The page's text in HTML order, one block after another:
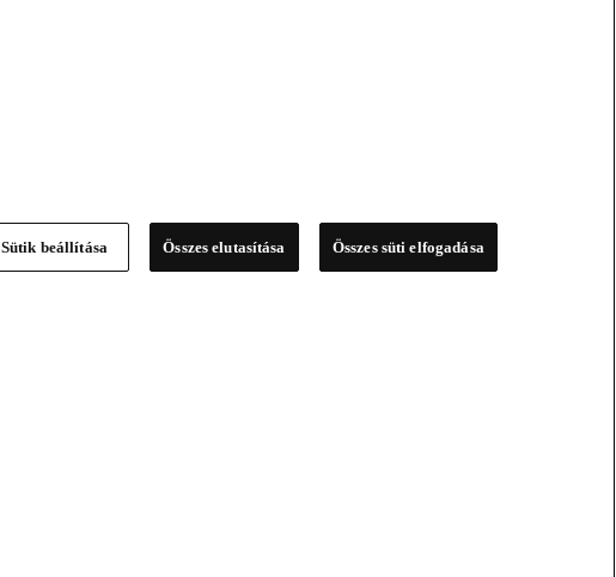
Sütik beállítása Összes elutasítása Összes süti elfogadása